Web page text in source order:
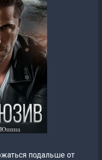
подальше от